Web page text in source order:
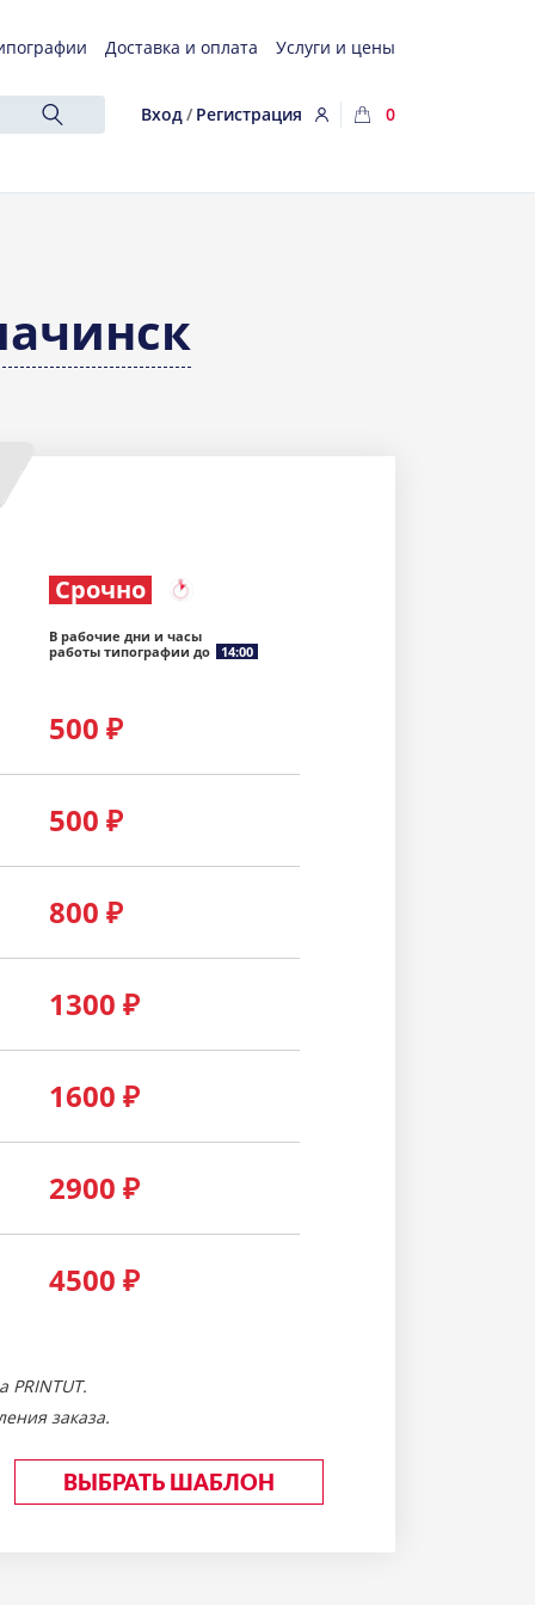
Доставка и оплата Услуги и цены
Вход/ Регистрация 0
Срочно
В рабочие дни и часы
работы типографии до
14:00
500 ₽
500 ₽
800 ₽
1300 ₽
1600 ₽
2900 ₽
4500 ₽
PRINTUT.
заказа.
ВЫБРАТЬ ШАБЛОН